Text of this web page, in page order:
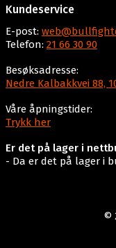
Kundeservice
E-post:
Telefon: 21 66 30 90
Besøksadresse:
Nedre Kalbakkvei 88,
Våre åpningstider:
Trykk her
Er det på lager i
- Da er det på lager i
©